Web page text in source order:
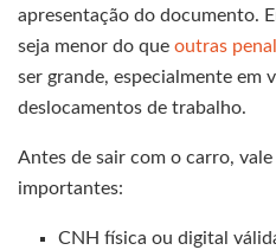
apresentação do documento.
seja menor do que outras
ser grande, especialmente em
deslocamentos de trabalho.
Antes de sair com o carro,
importantes:
CNH física ou digital